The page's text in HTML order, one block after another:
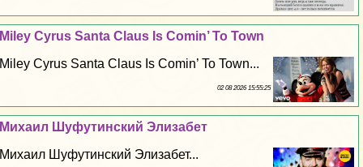
Miley Cyrus Santa Claus Is Comin’ To Town
Miley Cyrus Santa Claus Is Comin’ To Town...
02 08 2026 15:55:25
Михаил Шуфутинский Элизабет
Михаил Шуфутинский Элизабет...